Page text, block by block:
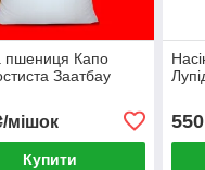
пшениця Капо
Заатбау
мішок
Купити
550